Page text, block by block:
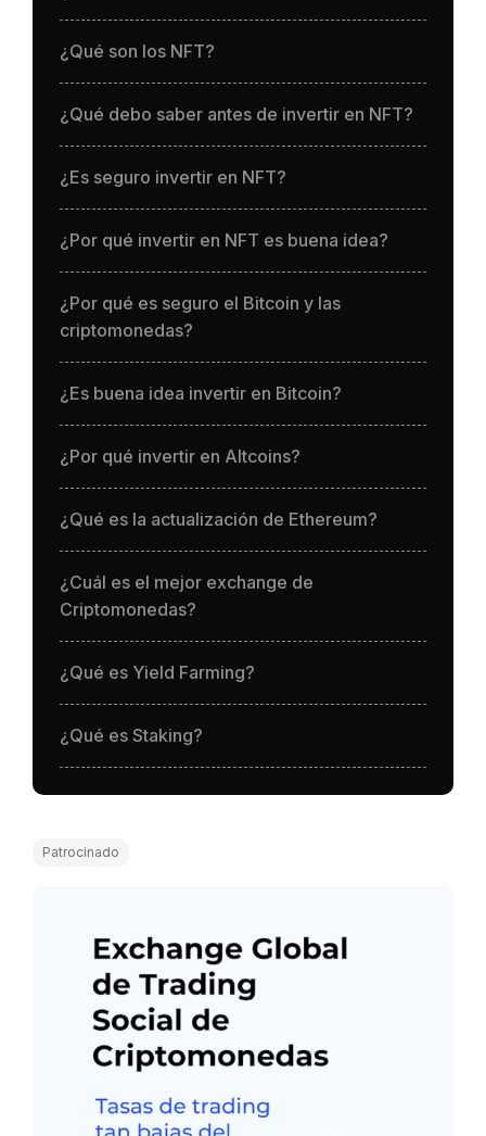
¿Qué son los NFT?
¿Qué debo saber antes de invertir en NFT?
¿Es seguro invertir en NFT?
¿Por qué invertir en NFT es buena idea?
¿Por qué es seguro el Bitcoin y las
criptomonedas?
¿Es buena idea invertir en Bitcoin?
¿Por qué invertir en Altcoins?
¿Qué es la actualización de Ethereum?
¿Cuál es el mejor exchange de
Criptomonedas?
¿Qué es Yield Farming?
¿Qué es Staking?
Patrocinado